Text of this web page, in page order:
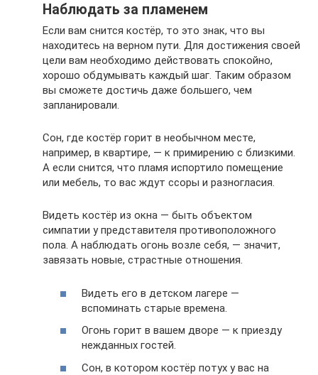
Наблюдать за пламенем
Если вам снится костёр, то это знак, что вы
находитесь на верном пути. Для достижения своей
цели вам необходимо действовать спокойно,
хорошо обдумывать каждый шаг. Таким образом
вы сможете достичь даже большего, чем
запланировали.
Сон, где костёр горит в необычном месте,
например, в квартире, — к примирению с близкими.
А если снится, что пламя испортило помещение
или мебель, то вас ждут ссоры и разногласия.
Видеть костёр из окна — быть объектом
симпатии у представителя противоположного
пола. А наблюдать огонь возле себя, — значит,
завязать новые, страстные отношения.
Видеть его в детском лагере —
вспоминать старые времена.
Огонь горит в вашем дворе — к приезду
нежданных гостей.
Сон, в котором костёр потух у вас на